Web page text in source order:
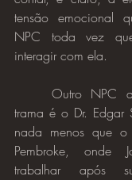
tensão emocional
NPC toda vez
interagir com ela.
trama é o Dr. Edgar
nada menos que o
Pembroke, onde
trabalhar após